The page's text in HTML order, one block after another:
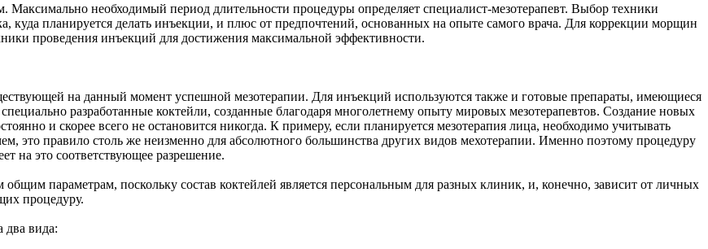
необходимый период длительности процедуры определяет специалист-мезотерапевт. Выбор техники
куда планируется делать инъекции, и плюс от предпочтений, основанных на опыте самого врача. Для коррекции морщин
проведения инъекций для достижения максимальной эффективности.
на данный момент успешной мезотерапии. Для инъекций используются также и готовые препараты, имеющиеся
разработанные коктейли, созданные благодаря многолетнему опыту мировых мезотерапевтов. Создание новых
и скорее всего не остановится никогда. К примеру, если планируется мезотерапия лица, необходимо учитывать
это правило столь же неизменно для абсолютного большинства других видов мехотерапии. Именно поэтому процедуру
на это соответствующее разрешение.
параметрам, поскольку состав коктейлей является персональным для разных клиник, и, конечно, зависит от личных
процедуру.
два вида: